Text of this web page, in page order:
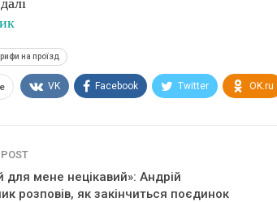
на проїзд
VK Facebook Twitter OK.ru
для мене нецікавий»: Андрій
розповів, як закінчиться поєдинок